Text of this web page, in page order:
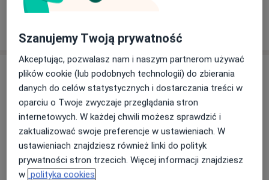
o doświadczeniu
Usługi i ceny
Konsultacja ortodontyczna
Od 200 zł Szczegóły Umów wizytę
Konsultacja ortodontyczna dzieci
200 zł Szczegóły Umów wizytę
Szanujemy Twoją prywatność
Akceptując, pozwalasz nam i naszym partnerom używać
plików cookie (lub podobnych technologii) do zbierania
danych do celów statystycznych i dostarczania treści w
oparciu o Twoje zwyczaje przeglądania stron
internetowych. W każdej chwili możesz sprawdzić i
zaktualizować swoje preferencje w ustawieniach. W
ustawieniach znajdziesz również linki do polityk
prywatności stron trzecich. Więcej informacji znajdziesz
w polityka cookies